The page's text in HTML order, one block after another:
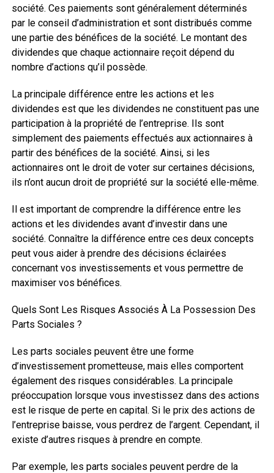
société. Ces paiements sont généralement déterminés
par le conseil d’administration et sont distribués comme
une partie des bénéfices de la société. Le montant des
dividendes que chaque actionnaire reçoit dépend du
nombre d’actions qu’il possède.
La principale différence entre les actions et les
dividendes est que les dividendes ne constituent pas une
participation à la propriété de l’entreprise. Ils sont
simplement des paiements effectués aux actionnaires à
partir des bénéfices de la société. Ainsi, si les
actionnaires ont le droit de voter sur certaines décisions,
ils n’ont aucun droit de propriété sur la société elle-même.
Il est important de comprendre la différence entre les
actions et les dividendes avant d’investir dans une
société. Connaître la différence entre ces deux concepts
peut vous aider à prendre des décisions éclairées
concernant vos investissements et vous permettre de
maximiser vos bénéfices.
Quels Sont Les Risques Associés À La Possession Des
Parts Sociales ?
Les parts sociales peuvent être une forme
d’investissement prometteuse, mais elles comportent
également des risques considérables. La principale
préoccupation lorsque vous investissez dans des actions
est le risque de perte en capital. Si le prix des actions de
l’entreprise baisse, vous perdrez de l’argent. Cependant, il
existe d’autres risques à prendre en compte.
Par exemple, les parts sociales peuvent perdre de la